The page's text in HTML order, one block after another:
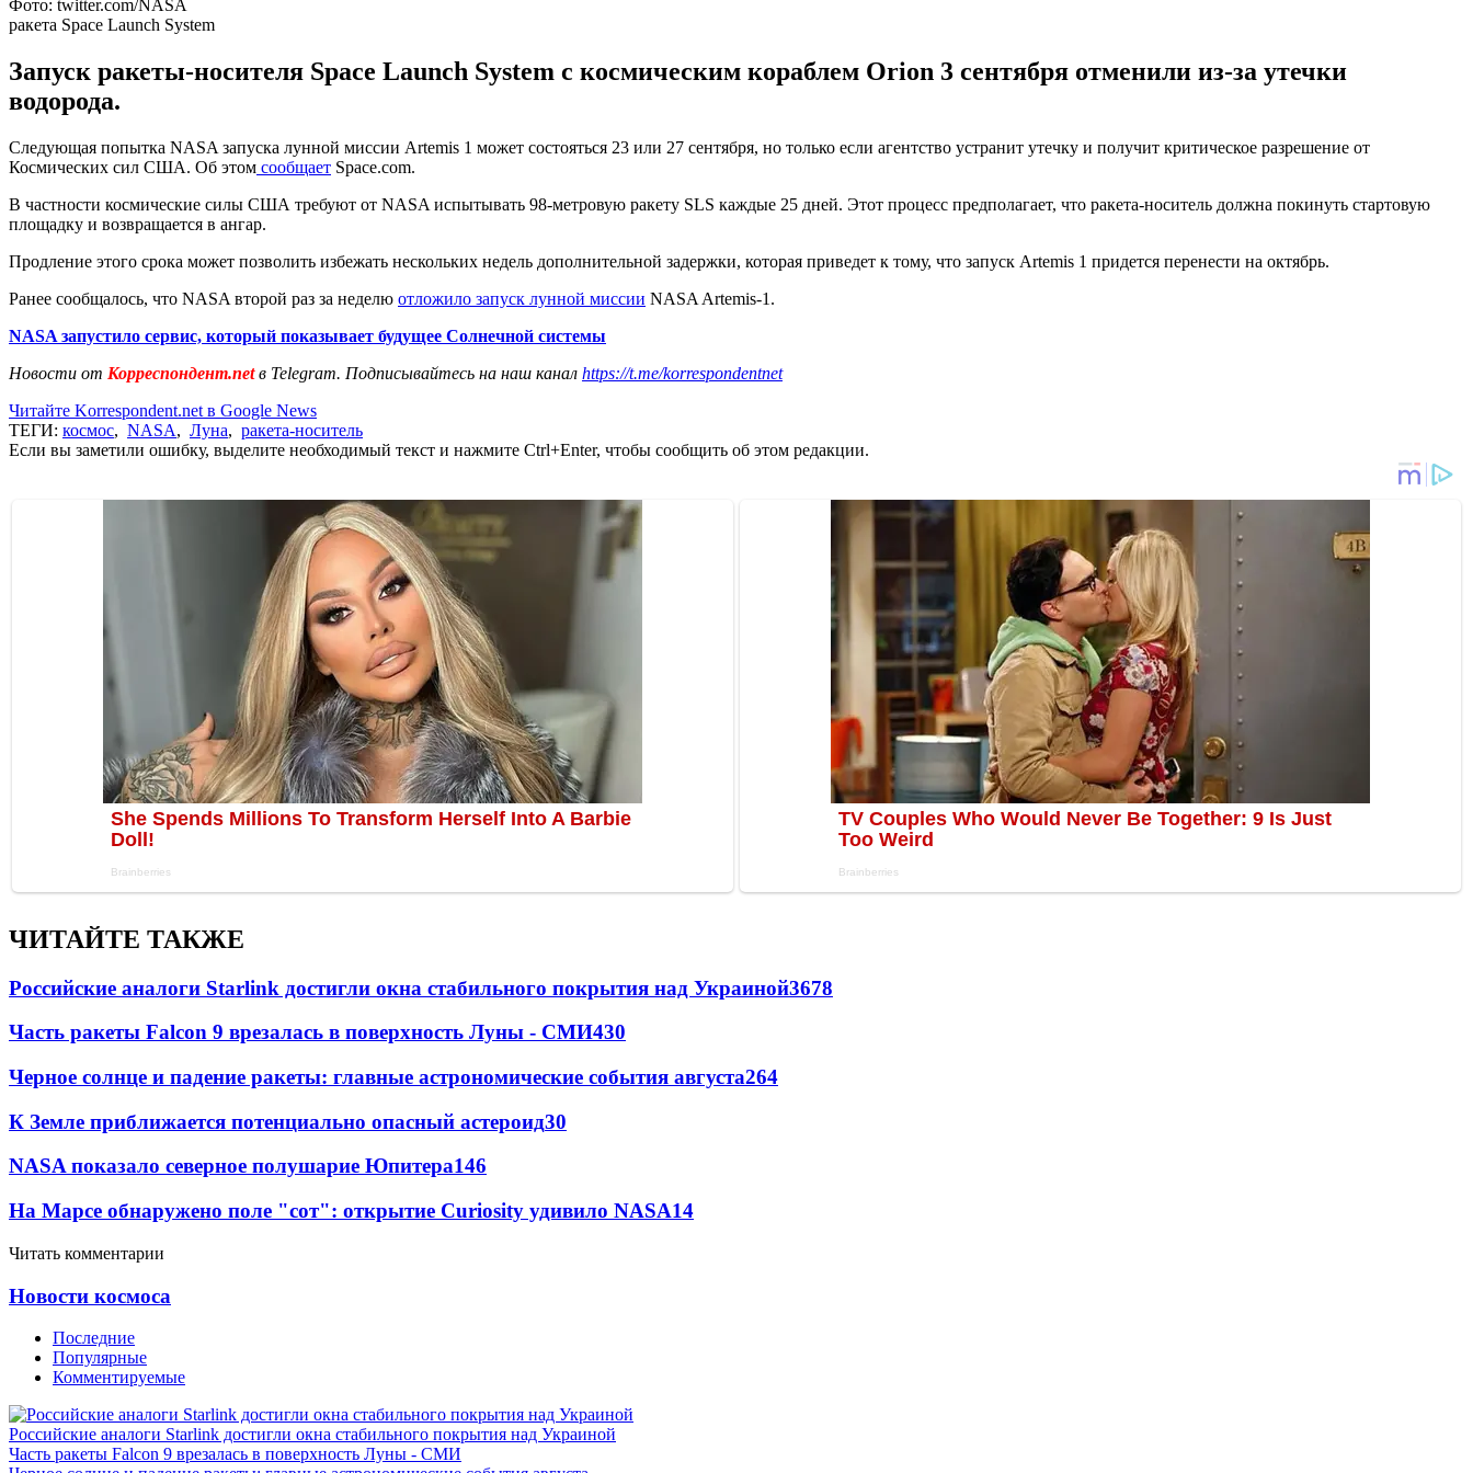
Фото: twitter.com/NASA
ракета Space Launch System
Запуск ракеты-носителя Space Launch System с космическим кораблем Orion 3 сентября отменили из-за утечки
водорода.
Следующая попытка NASA запуска лунной миссии Artemis 1 может состояться 23 или 27 сентября, но только если агентство устранит утечку и получит критическое разрешение от
Космических сил США. Об этом сообщает Space.com.
В частности космические силы США требуют от NASA испытывать 98-метровую ракету SLS каждые 25 дней. Этот процесс предполагает, что ракета-носитель должна покинуть стартовую
площадку и возвращается в ангар.
Продление этого срока может позволить избежать нескольких недель дополнительной задержки, которая приведет к тому, что запуск Artemis 1 придется перенести на октябрь.
Ранее сообщалось, что NASA второй раз за неделю отложило запуск лунной миссии NASA Artemis-1.
NASA запустило сервис, который показывает будущее Солнечной системы
Новости от Корреспондент.netв Telegram. Подписывайтесь на наш канал https://t.me/korrespondentnet
Читайте Korrespondent.net в Google News
ТЕГИ: космос, NASA, Луна, ракета-носитель
Если вы заметили ошибку, выделите необходимый текст и нажмите Ctrl+Enter, чтобы сообщить об этом редакции.
ЧИТАЙТЕ ТАКЖЕ
Российские аналоги Starlink достигли окна стабильного покрытия над Украиной3678
Часть ракеты Falcon 9 врезалась в поверхность Луны - СМИ430
Черное солнце и падение ракеты: главные астрономические события августа264
К Земле приближается потенциально опасный астероид30
NASA показало северное полушарие Юпитера146
На Марсе обнаружено поле "сот": открытие Curiosity удивило NASA14
Читать комментарии
Новости космоса
Последние
Популярные
Комментируемые
Российские аналоги Starlink достигли окна стабильного покрытия над Украиной
Часть ракеты Falcon 9 врезалась в поверхность Луны - СМИ